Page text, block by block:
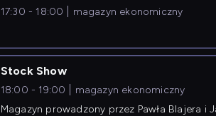
17:30 - 18:00 magazyn ekonomiczny
Stock Show
18:00 - 19:00
magazyn ekonomiczny
Magazyn prowadzony przez Pawła Blajera i